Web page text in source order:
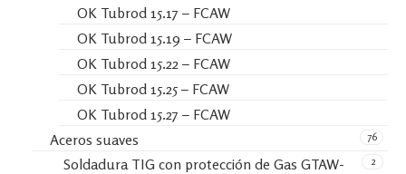
OK Tubrod 15.17 – FCAW
OK Tubrod 15.19 – FCAW
OK Tubrod 15.22 – FCAW
OK Tubrod 15.25 – FCAW
OK Tubrod 15.27 – FCAW
76
Aceros suaves
2
Soldadura TIG con protección de Gas GTAW-